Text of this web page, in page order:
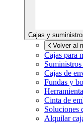
Cajas y
Volver al
Cajas para
Cajas de
Fundas y
Cinta de
Soluciones
Alquilar